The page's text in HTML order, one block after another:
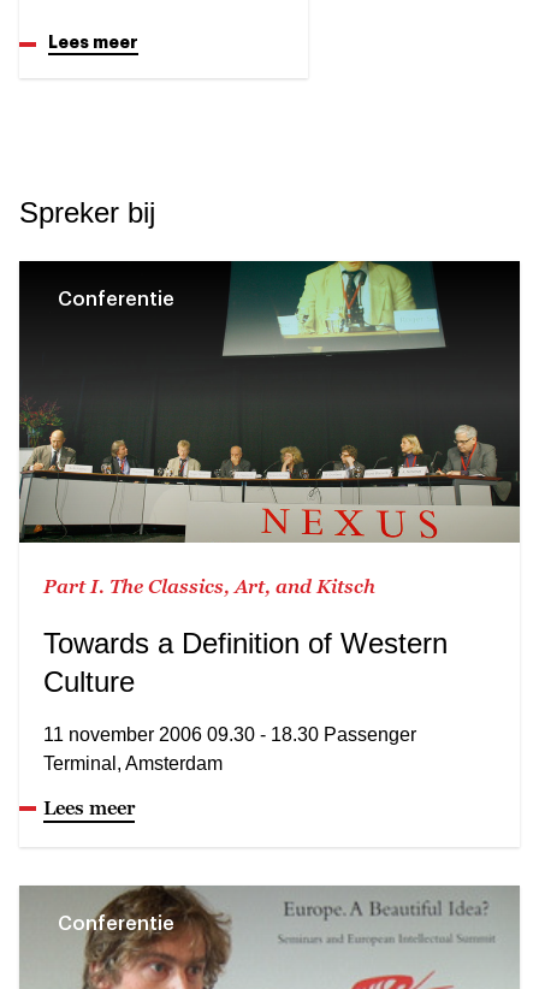
Lees meer
Spreker bij
Conferentie
Part I. The Classics, Art, and Kitsch
Towards a Definition of Western
Culture
11 november 2006 09.30 - 18.30 Passenger
Terminal, Amsterdam
Lees meer
Conferentie